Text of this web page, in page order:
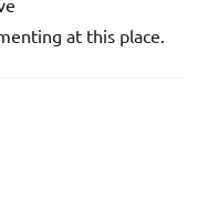
at this place.